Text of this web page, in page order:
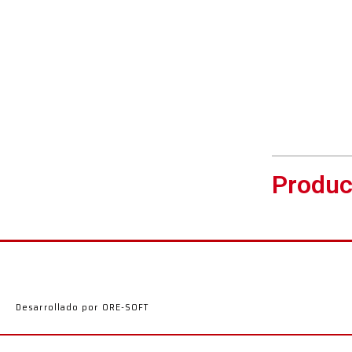
Desarrollado por ORE-SOFT